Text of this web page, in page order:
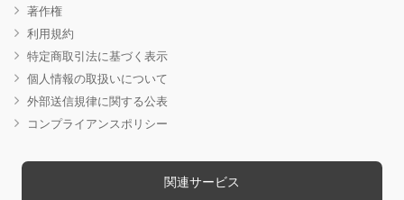
著作権
利用規約
特定商取引法に基づく表示
個人情報の取扱いについて
外部送信規律に関する公表
コンプライアンスポリシー
関連サービス